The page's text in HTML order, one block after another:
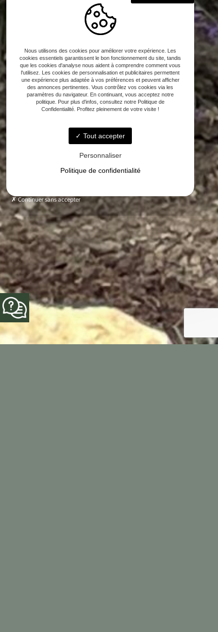
Nous utilisons des cookies pour améliorer votre expérience. Les
cookies essentiels garantissent le bon fonctionnement du site, tandis
que les cookies d'analyse nous aident à comprendre comment vous
l'utilisez. Les cookies de personnalisation et publicitaires permettent
une expérience plus adaptée à vos préférences et peuvent afficher
des annonces pertinentes. Vous contrôlez vos cookies via les
paramètres du navigateur. En continuant, vous acceptez notre
politique. Pour plus d'infos, consultez notre Politique de
Confidentialité. Profitez pleinement de votre visite !
Tout accepter
Personnaliser
Politique de confidentialité
Continuer sans accepter